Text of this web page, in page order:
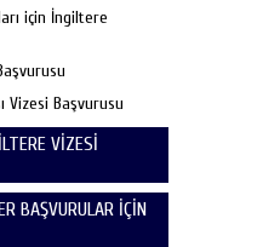
için İngiltere
Vizesi Başvurusu
VİZESİ
BAŞVURULAR İÇİN